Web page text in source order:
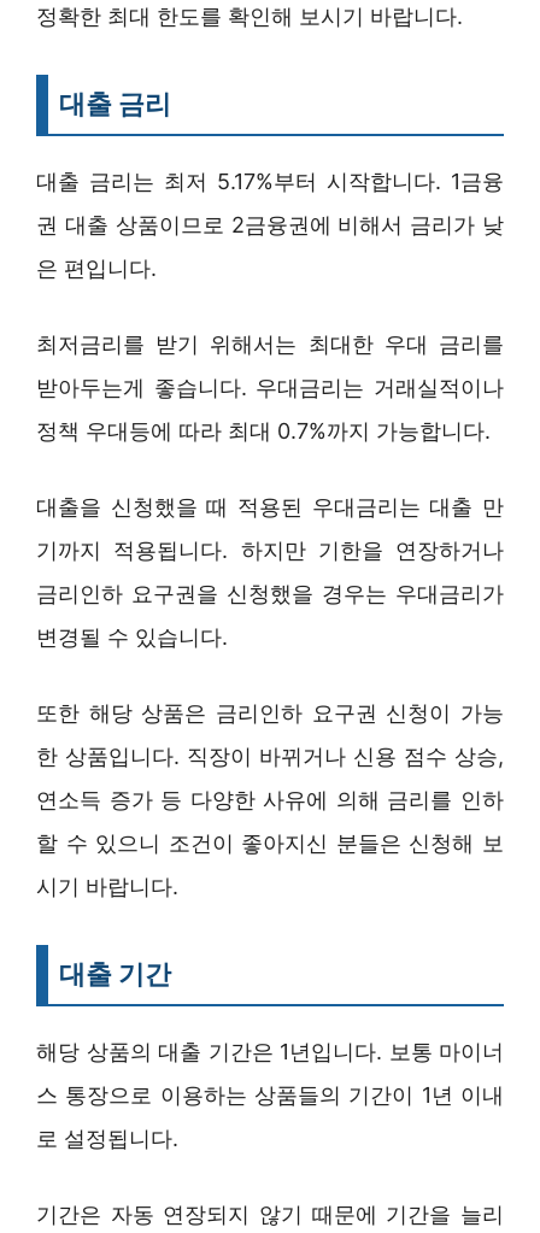
정확한 최대 한도를 확인해 보시기 바랍니다.
대출 금리
대출 금리는 최저 5.17%부터 시작합니다. 1금융
권 대출 상품이므로 2금융권에 비해서 금리가 낮
은 편입니다.
최저금리를 받기 위해서는 최대한 우대 금리를
받아두는게 좋습니다. 우대금리는 거래실적이나
정책 우대등에 따라 최대 0.7%까지 가능합니다.
대출을 신청했을 때 적용된 우대금리는 대출 만
기까지 적용됩니다. 하지만 기한을 연장하거나
금리인하 요구권을 신청했을 경우는 우대금리가
변경될 수 있습니다.
또한 해당 상품은 금리인하 요구권 신청이 가능
한 상품입니다. 직장이 바뀌거나 신용 점수 상승,
연소득 증가 등 다양한 사유에 의해 금리를 인하
할 수 있으니 조건이 좋아지신 분들은 신청해 보
시기 바랍니다.
대출 기간
해당 상품의 대출 기간은 1년입니다. 보통 마이너
스 통장으로 이용하는 상품들의 기간이 1년 이내
로 설정됩니다.
기간은 자동 연장되지 않기 때문에 기간을 늘리